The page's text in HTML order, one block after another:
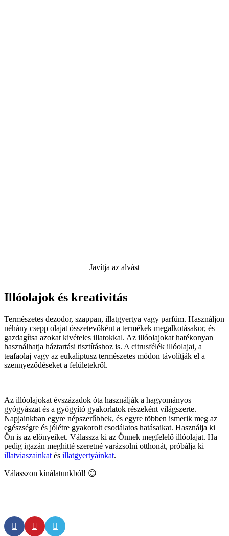
Javítja az alvást
Illóolajok és kreativitás
Természetes dezodor, szappan, illatgyertya vagy parfüm. Használjon
néhány csepp olajat összetevőként a termékek megalkotásakor, és
gazdagítsa azokat kivételes illatokkal. Az illóolajokat hatékonyan
használhatja háztartási tisztításhoz is. A citrusfélék illóolajai, a
teafaolaj vagy az eukaliptusz természetes módon távolítják el a
szennyeződéseket a felületekről.
Az illóolajokat évszázadok óta használják a hagyományos
gyógyászat és a gyógyító gyakorlatok részeként világszerte.
Napjainkban egyre népszerűbbek, és egyre többen ismerik meg az
egészségre és jólétre gyakorolt csodálatos hatásaikat. Használja ki
Ön is az előnyeiket. Válassza ki az Önnek megfelelő illóolajat. Ha
pedig igazán meghitté szeretné varázsolni otthonát, próbálja ki
illatviaszainkat és illatgyertyáinkat.
Válasszon kínálatunkból! 😊